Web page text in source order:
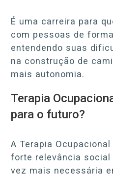
É uma carreira para
com pessoas de
entendendo suas
na construção de
mais autonomia.
Terapia
para o futuro?
A Terapia
forte relevância social
vez mais necessária